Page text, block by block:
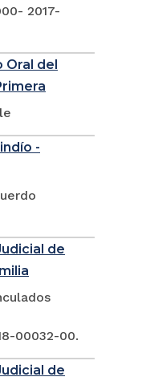
2017-
Oral del
-
de
00032-00.
de